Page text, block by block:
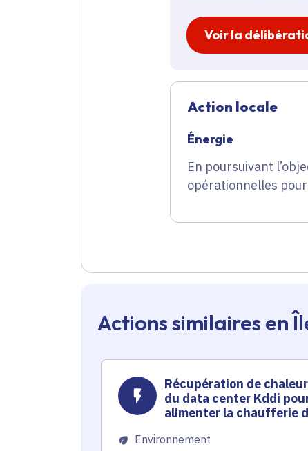
Voir la
Action locale
Énergie
En poursuivant
opérationnelles
Actions similaires en
Récupération de chaleur
du data center Kddi
alimenter la chaufferie
Environnement